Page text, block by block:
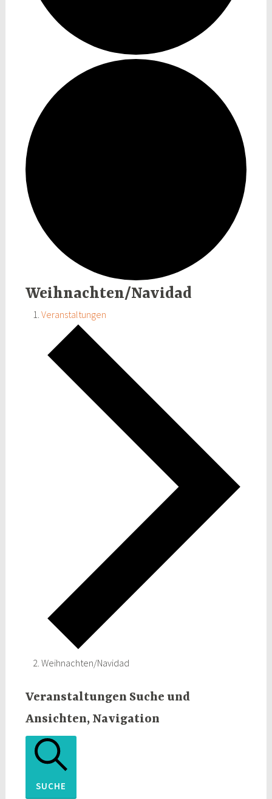
Weihnachten/Navidad
Veranstaltungen
Weihnachten/Navidad
Veranstaltungen
Veranstaltungen Suche und
Ansichten, Navigation
SUCHE